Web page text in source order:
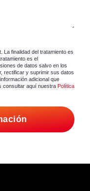
La finalidad del tratamiento es
es el
de datos salvo en los
rectificar y suprimir sus datos
adicional que
consultar aquí nuestra Política